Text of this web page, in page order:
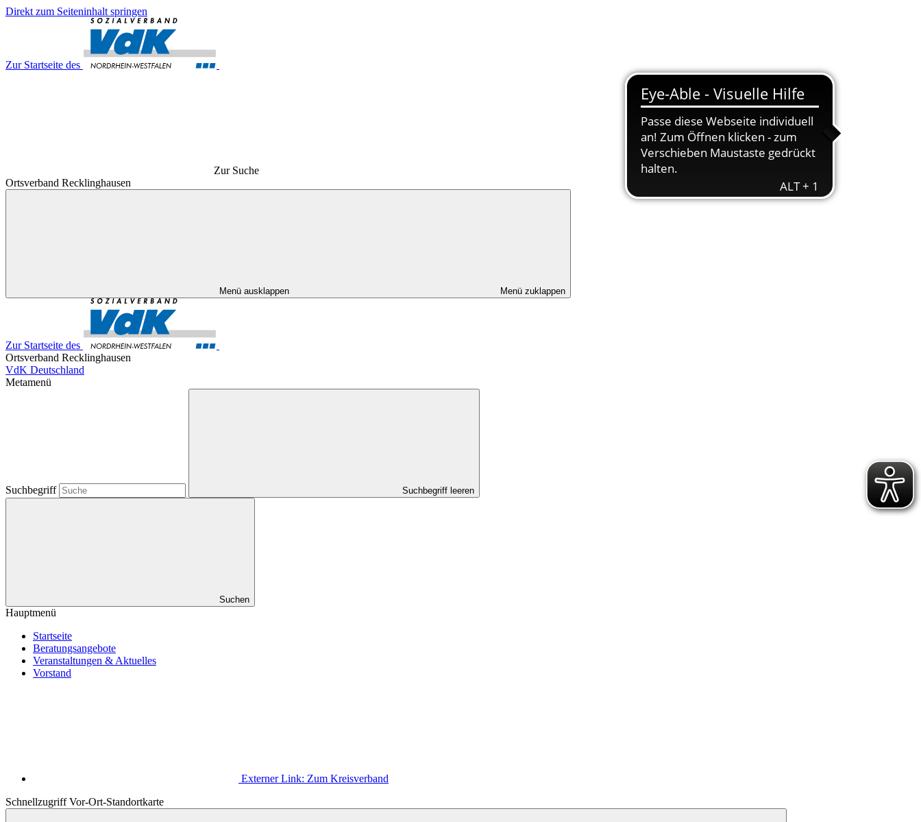
Direkt zum Seiteninhalt springen
Zur Startseite des
Zur Suche
Ortsverband Recklinghausen
Menü ausklappen Menü zuklappen
Zur Startseite des
Ortsverband Recklinghausen
VdK Deutschland
Metamenü
Suchbegriff Suchbegriff leeren
Suchen
Hauptmenü
Startseite
Beratungsangebote
Veranstaltungen & Aktuelles
Vorstand
Externer Link: Zum Kreisverband
Schnellzugriff Vor-Ort-Standortkarte